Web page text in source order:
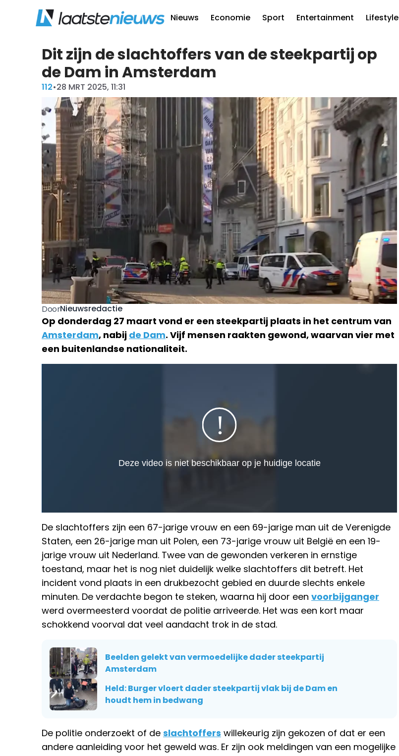
Nieuws Economie Sport Entertainment Lifestyle
Dit zijn de slachtoffers van de steekpartij op
de Dam in Amsterdam
112•28 MRT 2025, 11:31
DoorNieuwsredactie
Op donderdag 27 maart vond er een steekpartij plaats in het centrum van
Amsterdam, nabij de Dam. Vijf mensen raakten gewond, waarvan vier met
een buitenlandse nationaliteit.
De slachtoffers zijn een 67-jarige vrouw en een 69-jarige man uit de Verenigde
Staten, een 26-jarige man uit Polen, een 73-jarige vrouw uit België en een 19-
jarige vrouw uit Nederland. Twee van de gewonden verkeren in ernstige
toestand, maar het is nog niet duidelijk welke slachtoffers dit betreft. Het
incident vond plaats in een drukbezocht gebied en duurde slechts enkele
minuten. De verdachte begon te steken, waarna hij door een voorbijganger
werd overmeesterd voordat de politie arriveerde. Het was een kort maar
schokkend voorval dat veel aandacht trok in de stad.
Beelden gelekt van vermoedelijke dader steekpartij
Amsterdam
Held: Burger vloert dader steekpartij vlak bij de Dam en
houdt hem in bedwang
De politie onderzoekt of de slachtoffers willekeurig zijn gekozen of dat er een
andere aanleiding voor het geweld was. Er zijn ook meldingen van een mogelijke